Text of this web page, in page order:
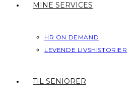
MINE SERVICES
HR ON DEMAND
LEVENDE LIVSHISTORIER
TIL SENIORER